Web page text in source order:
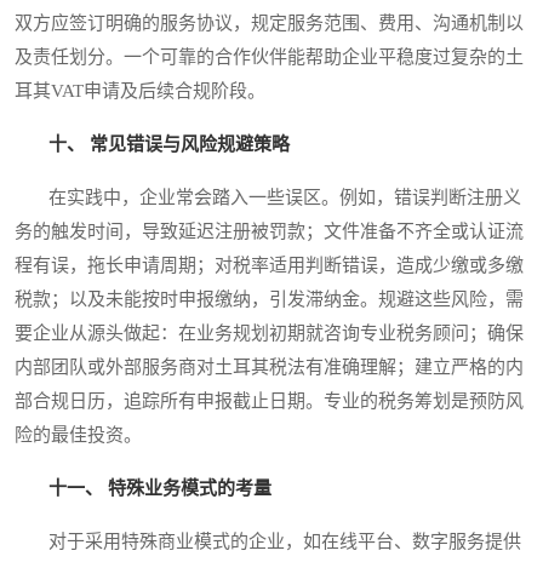
双方应签订明确的服务协议，规定服务范围、费用、沟通机制以
及责任划分。一个可靠的合作伙伴能帮助企业平稳度过复杂的土
耳其VAT申请及后续合规阶段。
十、 常见错误与风险规避策略
在实践中，企业常会踏入一些误区。例如，错误判断注册义
务的触发时间，导致延迟注册被罚款；文件准备不齐全或认证流
程有误，拖长申请周期；对税率适用判断错误，造成少缴或多缴
税款；以及未能按时申报缴纳，引发滞纳金。规避这些风险，需
要企业从源头做起：在业务规划初期就咨询专业税务顾问；确保
内部团队或外部服务商对土耳其税法有准确理解；建立严格的内
部合规日历，追踪所有申报截止日期。专业的税务筹划是预防风
险的最佳投资。
十一、 特殊业务模式的考量
对于采用特殊商业模式的企业，如在线平台、数字服务提供